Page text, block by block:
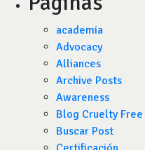
academia
Advocacy
Alliances
Archive Posts
Awareness
Blog Cruelty Free
Buscar Post